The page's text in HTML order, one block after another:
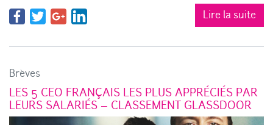
Lire la suite
Brèves
LES 5 CEO FRANÇAIS LES PLUS APPRÉCIÉS PAR
LEURS SALARIÉS – CLASSEMENT GLASSDOOR